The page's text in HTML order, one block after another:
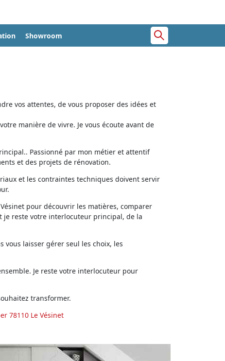
Showroom
vos attentes, de vous proposer des idées et
manière de vivre. Je vous écoute avant de
Passionné par mon métier et attentif
et des projets de rénovation.
et les contraintes techniques doivent servir
pour découvrir les matières, comparer
je reste votre interlocuteur principal, de la
vous laisser gérer seul les choix, les
Je reste votre interlocuteur pour
transformer.
78110 Le Vésinet